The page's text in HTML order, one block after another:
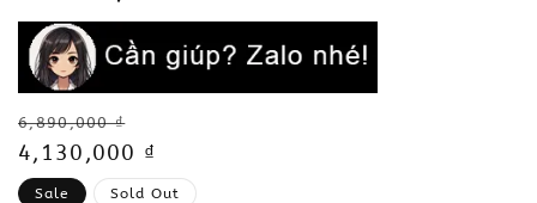
Regular
price
6,890,000 ₫
Sale
price
4,130,000 ₫
Sale Sold Out